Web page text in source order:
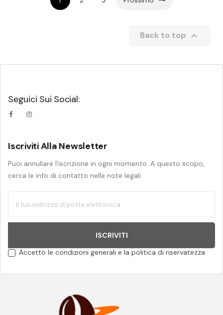
Back to top 
Seguici Sui Social:
Iscriviti Alla Newsletter
Puoi annullare l'iscrizione in ogni momento. A questo scopo,
cerca le info di contatto nelle note legali.
ISCRIVITI
Accetto le condizioni generali e la politica di riservatezza